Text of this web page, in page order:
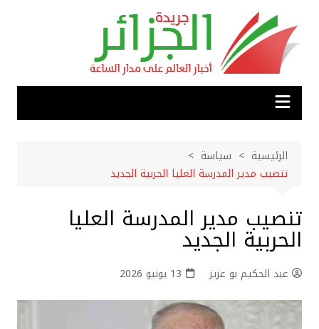
المحتوى
الرئيسية
سياسة
تنصيب مدير المدرسة العليا الحربية الجديد
تنصيب مدير المدرسة العليا
الحربية الجديد
عبد الحكيم بو عزيز 13 يونيو 2026